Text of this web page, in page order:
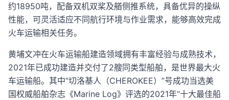
约18950吨，配备双机双桨及艏侧推系统，具备优异的操纵
性能，可灵活适应不同航行环境与作业需求，能够高效完成
火车运输相关任务。
黄埔文冲在火车运输船建造领域拥有丰富经验与成熟技术，
2021年已成功建造并交付了2艘同类型船舶，是世界最大火
车运输船。其中“切洛基人（CHEROKEE）”号成功当选美
国权威船舶杂志《Marine Log》评选的2021年“十大最佳船